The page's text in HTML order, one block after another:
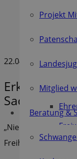
Projekt
Mitglied
Beratung &
22.04.2024
Erklärung
Sachsen
„Nie wieder ist
Freiheit und